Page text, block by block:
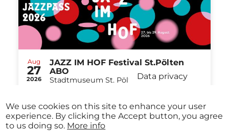
Aug
27
2026
29
2026
JAZZ IM HOF Festival St.Pölten
ABO
Stadtmuseum St. Pölten St.Pölten
Data privacy
We use cookies on this site to enhance your user
experience. By clicking the Accept button, you agree
to us doing so. More info